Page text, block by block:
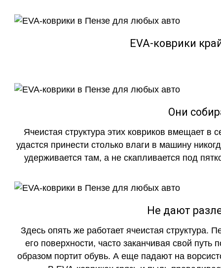
EVA-коврики
Они
Ячеистая структура этих ковриков вмещает в
удастся принести столько влаги в машину
удерживается там, а не скапливается под
Не дают
Здесь опять же работает ячеистая структура.
его поверхности, часто заканчивая свой
образом портит обувь. А еще падают на